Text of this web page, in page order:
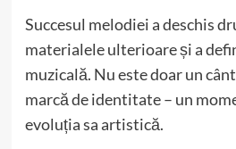
Succesul melodiei a deschis
materialele ulterioare și a
muzicală. Nu este doar un
marcă de identitate – un
evoluția sa artistică.